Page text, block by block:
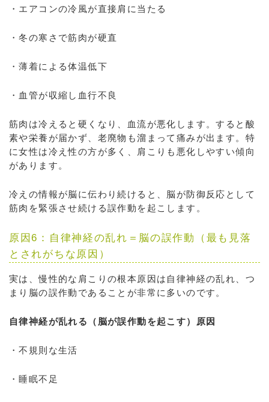
・エアコンの冷風が直接肩に当たる
・冬の寒さで筋肉が硬直
・薄着による体温低下
・血管が収縮し血行不良
筋肉は冷えると硬くなり、血流が悪化します。すると酸
素や栄養が届かず、老廃物も溜まって痛みが出ます。特
に女性は冷え性の方が多く、肩こりも悪化しやすい傾向
があります。
冷えの情報が脳に伝わり続けると、脳が防御反応として
筋肉を緊張させ続ける誤作動を起こします。
原因6：自律神経の乱れ＝脳の誤作動（最も見落
とされがちな原因）
実は、慢性的な肩こりの根本原因は自律神経の乱れ、つ
まり脳の誤作動であることが非常に多いのです。
自律神経が乱れる（脳が誤作動を起こす）原因
・不規則な生活
・睡眠不足